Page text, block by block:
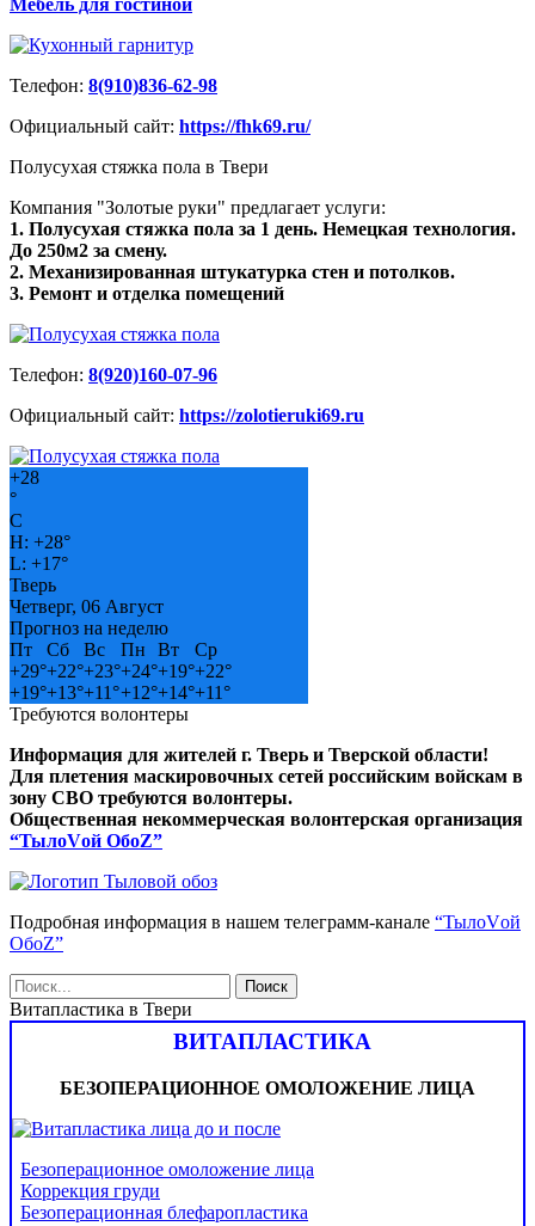
Телефон: 8(910)836-62-98
Официальный сайт: https://fhk69.ru/
Полусухая стяжка пола в Твери
Компания "Золотые руки" предлагает услуги:
1. Полусухая стяжка пола за 1 день. Немецкая технология.
До 250м2 за смену.
2. Механизированная штукатурка стен и потолков.
3. Ремонт и отделка помещений
Телефон: 8(920)160-07-96
Официальный сайт: https://zolotieruki69.ru
+28
°
C
H: +28°
L: +17°
Тверь
Четверг, 06 Август
Прогноз на неделю
Пт
Сб Вс Пн Вт
Ср
+29°+22°+23°+24°+19°+22°
+19°+13°+11°+12°+14°+11°
Требуются волонтеры
Информация для жителей г. Тверь и Тверской области!
Для плетения маскировочных сетей российским войскам в
зону СВО требуются волонтеры.
Общественная некоммерческая волонтерская организация
“ТылоVой ОбоZ”
Подробная информация в нашем телеграмм-канале “ТылоVой
ОбоZ”
Витапластика в Твери
ВИТАПЛАСТИКА
БЕЗОПЕРАЦИОННОЕ ОМОЛОЖЕНИЕ ЛИЦА
Безоперационное омоложение лица
Коррекция груди
Безоперационная блефаропластика